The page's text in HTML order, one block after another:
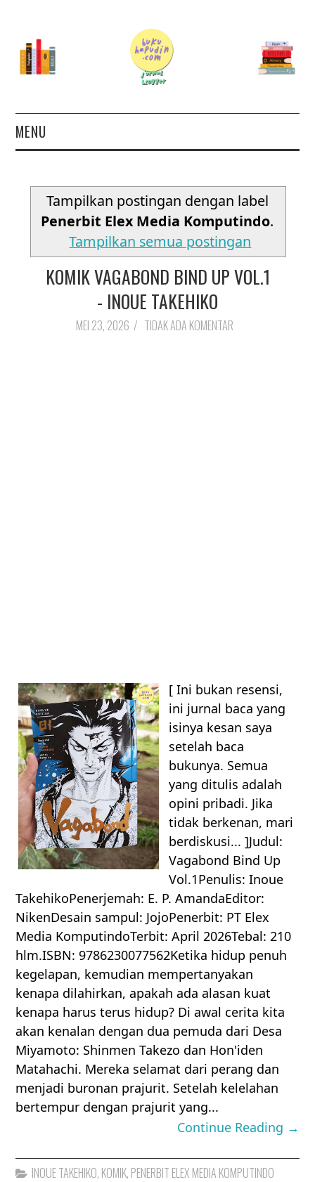
MENU
AUTHOR
26 BOOKS FOR 2026
GOODREADS
BOOKS WISHLIST
Tampilkan postingan dengan label
Penerbit Elex Media Komputindo.
Tampilkan semua postingan
KOMIK VAGABOND BIND UP VOL.1
- INOUE TAKEHIKO
MEI 23, 2026 / TIDAK ADA KOMENTAR
[ Ini bukan resensi,
ini jurnal baca yang
isinya kesan saya
setelah baca
bukunya. Semua
yang ditulis adalah
opini pribadi. Jika
tidak berkenan, mari
berdiskusi... ]Judul:
Vagabond Bind Up
Vol.1Penulis: Inoue
TakehikoPenerjemah: E. P. AmandaEditor:
NikenDesain sampul: JojoPenerbit: PT Elex
Media KomputindoTerbit: April 2026Tebal: 210
hlm.ISBN: 9786230077562Ketika hidup penuh
kegelapan, kemudian mempertanyakan
kenapa dilahirkan, apakah ada alasan kuat
kenapa harus terus hidup? Di awal cerita kita
akan kenalan dengan dua pemuda dari Desa
Miyamoto: Shinmen Takezo dan Hon'iden
Matahachi. Mereka selamat dari perang dan
menjadi buronan prajurit. Setelah kelelahan
bertempur dengan prajurit yang...
Continue Reading →
INOUE TAKEHIKO, KOMIK, PENERBIT ELEX MEDIA KOMPUTINDO